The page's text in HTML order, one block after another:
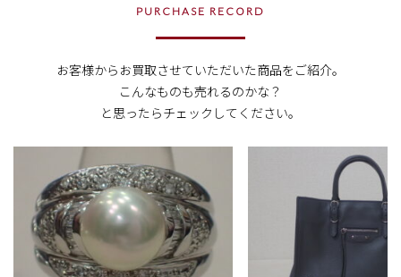
PURCHASE RECORD
お客様からお買取させていただいた商品をご紹介。
こんなものも売れるのかな？
と思ったらチェックしてください。